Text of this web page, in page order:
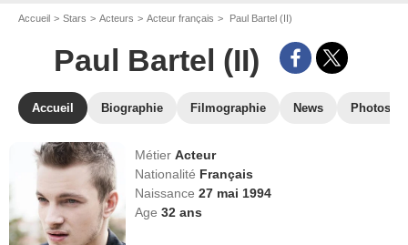
Accueil Stars Acteurs Acteur français Paul Bartel (II)
Paul Bartel (II)
Accueil Biographie Filmographie News Photos
MétierActeur
Nationalité Français
Naissance27 mai 1994
Age32 ans